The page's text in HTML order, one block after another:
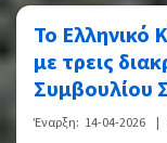
Το Ελληνικό
με τρεις
Συμβουλίου
Έναρξη: 14-04-2026 |